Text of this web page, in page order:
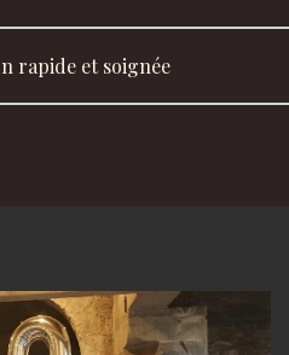
rapide et soignée